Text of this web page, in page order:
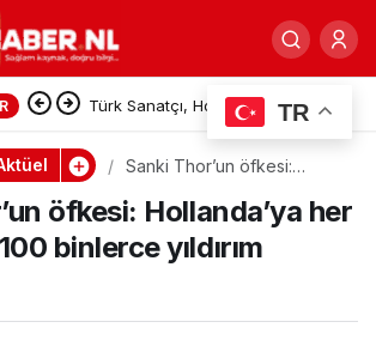
Türk Sanatçı, Hollanda’da
sergilenen Danimarkalı ressam
Lorck’un İstanbul Panoraması’nı
Millileştirdi
Sanki Thor’un öfkesi:
100 binlerce yıldırım
düşüyor
öfkesi: Hollanda’ya her
binlerce yıldırım
yazı 0 Paylaş
TR